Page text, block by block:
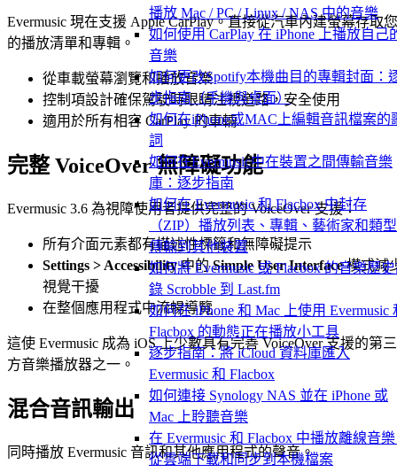
播放 Mac / PC / Linux / NAS 中的音樂
如何使用 CarPlay 在 iPhone 上播放自己
音樂
如何更改Spotify本機曲目的專輯封面：
步指南（手機與桌面）
如何在iPhone或MAC上編輯音訊檔案的
詞
如何在Evermusic中在裝置之間傳輸音樂
庫：逐步指南
如何在 Evermusic 和 Flacbox 中封存
（ZIP）播放列表、專輯、藝術家和類
傳輸到其他裝置
如何將 Evermusic 或 Flacbox 的音樂歷
錄 Scrobble 到 Last.fm
如何在 iPhone 和 Mac 上使用 Evermusic
Flacbox 的動態正在播放小工具
逐步指南：將 iCloud 資料庫匯入
Evermusic 和 Flacbox
如何連接 Synology NAS 並在 iPhone 或
Mac 上聆聽音樂
在 Evermusic 和 Flacbox 中播放離線音
從雲端下載和同步到本機檔案
Evermusic 現在支援 Apple CarPlay。直接從汽車內建螢幕存取您
的播放清單和專輯。
從車載螢幕瀏覽和播放音樂
控制項設計確保駕駛時眼睛注視道路，安全使用
適用於所有相容 CarPlay 的車輛
完整 VoiceOver 無障礙功能
Evermusic 3.6 為視障使用者提供完整的 VoiceOver 支援：
所有介面元素都有描述性標籤和無障礙提示
Settings > Accessibility中的Simple User Interface模式減
視覺干擾
在整個應用程式中流暢導覽
這使 Evermusic 成為 iOS 上少數具有完善 VoiceOver 支援的第三
方音樂播放器之一。
混合音訊輸出
同時播放 Evermusic 音訊和其他應用程式的聲音。